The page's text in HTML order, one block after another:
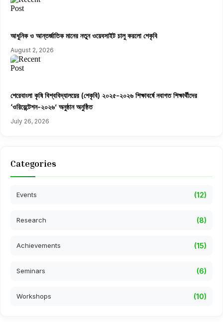
আধুনিক ও আন্তর্জাতিক মানের নতুন ওয়েবসাইট চালু করলো শেকৃবি
August 2, 2026
শেরেবাংলা কৃষি বিশ্ববিদ্যালয়ের (শেকৃবি) ২০২৫-২০২৬ শিক্ষাবর্ষে নবাগত শিক্ষার্থীদের
‘ওরিয়েন্টেশন-২০২৬’ অনুষ্ঠান অনুষ্ঠিত
July 26, 2026
Categories
Events (12)
Research (8)
Achievements (15)
Seminars (6)
Workshops (10)